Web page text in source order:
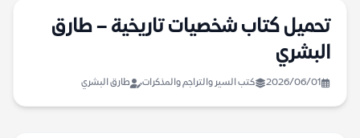
تحميل كتاب شخصيات تاريخية – طارق
البشري
2026/06/01 كتب السير والتراجم والمذكرات طارق البشري